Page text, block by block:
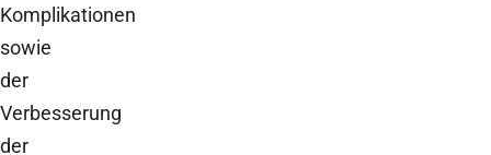
Komplikationen
sowie
der
Verbesserung
der